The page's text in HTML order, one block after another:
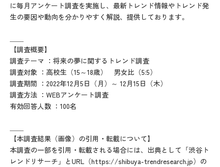
に毎月アンケート調査を実施し、最新トレンド情報やトレンド発
生の要因や動向を分かりやすく解説、提供しております。
【調査概要】
調査テーマ ：将来の夢に関するトレンド調査
調査対象 ：高校生（15～18歳） 男女比（5:5）
調査期間 ：2022年12月5日（月）～ 12月15日（木）
調査方法 ：WEBアンケート調査
有効回答人数 ：100名
【本調査結果（画像）の引用・転載について】
本調査の一部を引用・転載される場合には、出典として「渋谷ト
レンドリサーチ」とURL（https://shibuya-trendresearch.jp）の